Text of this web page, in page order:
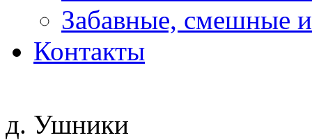
Забавные, смешные
Контакты
д. Ушники